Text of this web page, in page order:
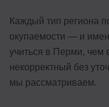
Каждый тип региона
окупаемости — и
учиться в Перми,
некорректный без
мы рассматриваем.